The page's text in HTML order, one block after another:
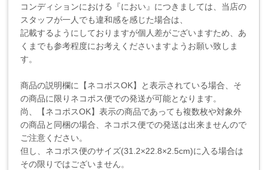
コンディションにおける『におい』につきましては、当店の
スタッフが一人でも違和感を感じた場合は、
記載するようにしておりますが個人差がございますため、あ
くまでも参考程度にお考えくださいますようお願い致しま
す。
商品の説明欄に【ネコポスOK】と表示されている場合、そ
の商品に限りネコポス便での発送が可能となります。
尚、【ネコポスOK】表示の商品であっても複数枚や対象外
の商品と同梱の場合、ネコポス便での発送は出来ませんので
ご注意ください。
但し、ネコポス便のサイズ(31.2×22.8×2.5cm)に入る場合は
その限りではございません。